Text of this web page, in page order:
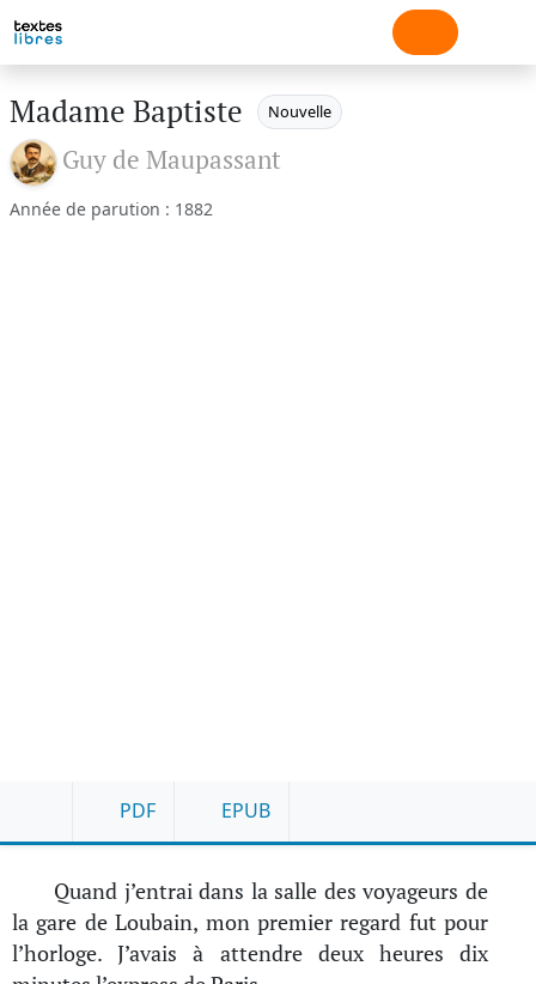
Madame Baptiste Nouvelle
Guy de Maupassant
Année de parution : 1882
PDF EPUB
Quand j’entrai dans la salle des voyageurs de
la gare de Loubain, mon premier regard fut pour
l’horloge. J’avais à attendre deux heures dix